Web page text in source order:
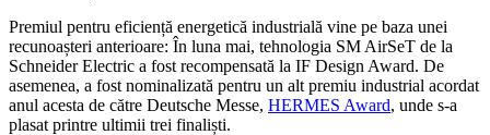
Premiul pentru eficiență energetică industrială vine pe baza unei
recunoașteri anterioare: În luna mai, tehnologia SM AirSeT de la
Schneider Electric a fost recompensată la IF Design Award. De
asemenea, a fost nominalizată pentru un alt premiu industrial acordat
anul acesta de către Deutsche Messe, HERMES Award, unde s-a
plasat printre ultimii trei finaliști.